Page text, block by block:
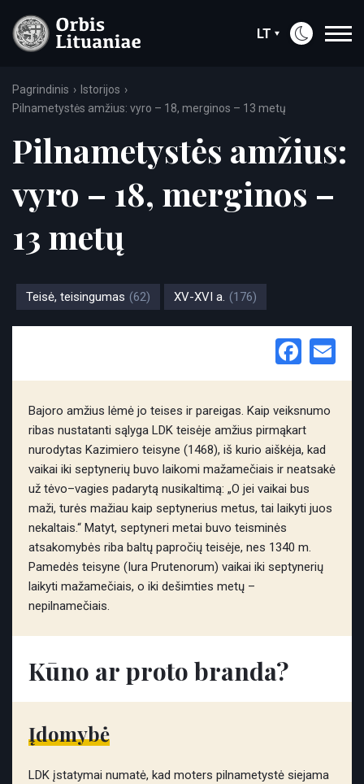
LT
Pagrindinis
Istorijos
Pilnametystės amžius: vyro – 18, merginos – 13 metų
Pilnametystės amžius:
vyro – 18, merginos –
13 metų
Teisė, teisingumas (62) XV-XVI a. (176)
Bajoro amžius lėmė jo teises ir pareigas. Kaip veiksnumo
ribas nustatanti sąlyga LDK teisėje amžius pirmąkart
nurodytas Kazimiero teisyne (1468), iš kurio aiškėja, kad
vaikai iki septynerių buvo laikomi mažamečiais ir neatsakė
už tėvo–vagies padarytą nusikaltimą: „O jei vaikai bus
maži, turės mažiau kaip septynerius metus, tai laikyti juos
nekaltais.“ Matyt, septyneri metai buvo teisminės
atsakomybės riba baltų papročių teisėje, nes 1340 m.
Pamedės teisyne (Iura Prutenorum) vaikai iki septynerių
laikyti mažamečiais, o iki dešimties metų –
nepilnamečiais.
Kūno ar proto branda?
Įdomybė
LDK įstatymai numatė, kad moters pilnametystė siejama